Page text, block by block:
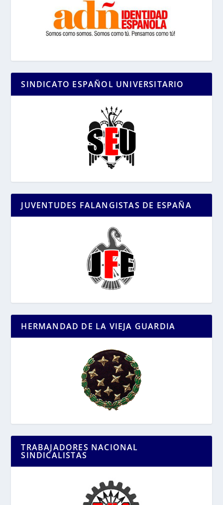
SINDICATO ESPAÑOL UNIVERSITARIO
JUVENTUDES FALANGISTAS DE ESPAÑA
HERMANDAD DE LA VIEJA GUARDIA
TRABAJADORES NACIONAL
SINDICALISTAS